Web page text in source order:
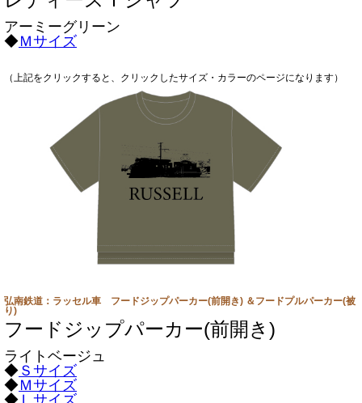
アーミーグリーン
◆Ｍサイズ
（上記をクリックすると、クリックしたサイズ・カラーのページになります）
弘南鉄道：ラッセル車 フードジップパーカー(前開き) ＆フードプルパーカー(被
り)
フードジップパーカー(前開き)
ライトベージュ
◆ Ｓサイズ
◆Ｍサイズ